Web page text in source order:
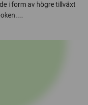
i form av högre tillväxt